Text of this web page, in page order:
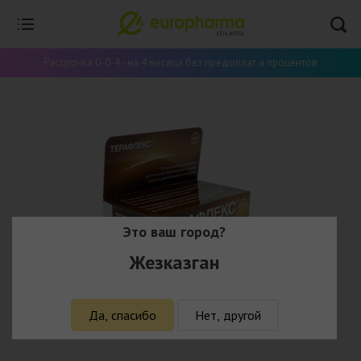
Рассрочка 0-0-4 - на 4 месяца без предоплат и процентов
Это ваш город?
Жезказган
Да, спасибо Нет, другой